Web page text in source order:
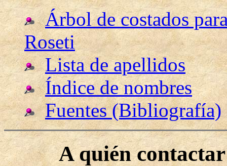
Árbol de costados
Roseti
Lista de apellidos
Índice de nombres
Fuentes (Bibliografía)
A quién